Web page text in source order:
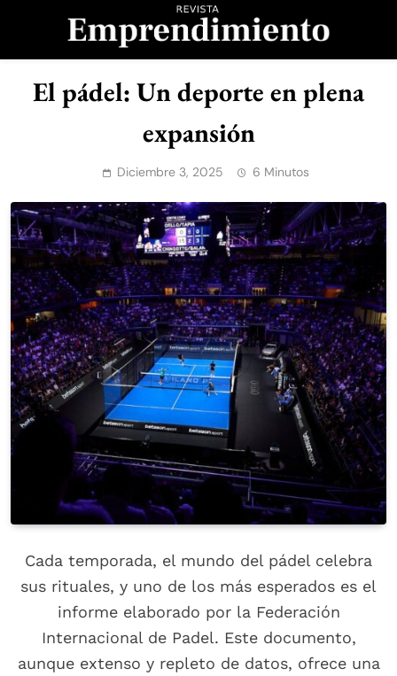
Revista
Emprendimiento
El pádel: Un deporte en plena
expansión
Diciembre 3, 2025 6 Minutos
Cada temporada, el mundo del pádel celebra
sus rituales, y uno de los más esperados es el
informe elaborado por la Federación
Internacional de Padel. Este documento,
aunque extenso y repleto de datos, ofrece una